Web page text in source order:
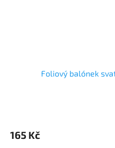
Foliový balónek
165 Kč